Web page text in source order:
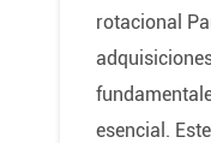
rotacional
esencial.